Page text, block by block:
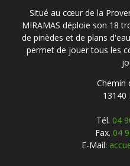
Situé au cœur de la
MIRAMAS déploie son 18
de pinèdes et de plans
permet de jouer tous les
Chemin
13140
Tél. 04
Fax. 04
E-Mail: